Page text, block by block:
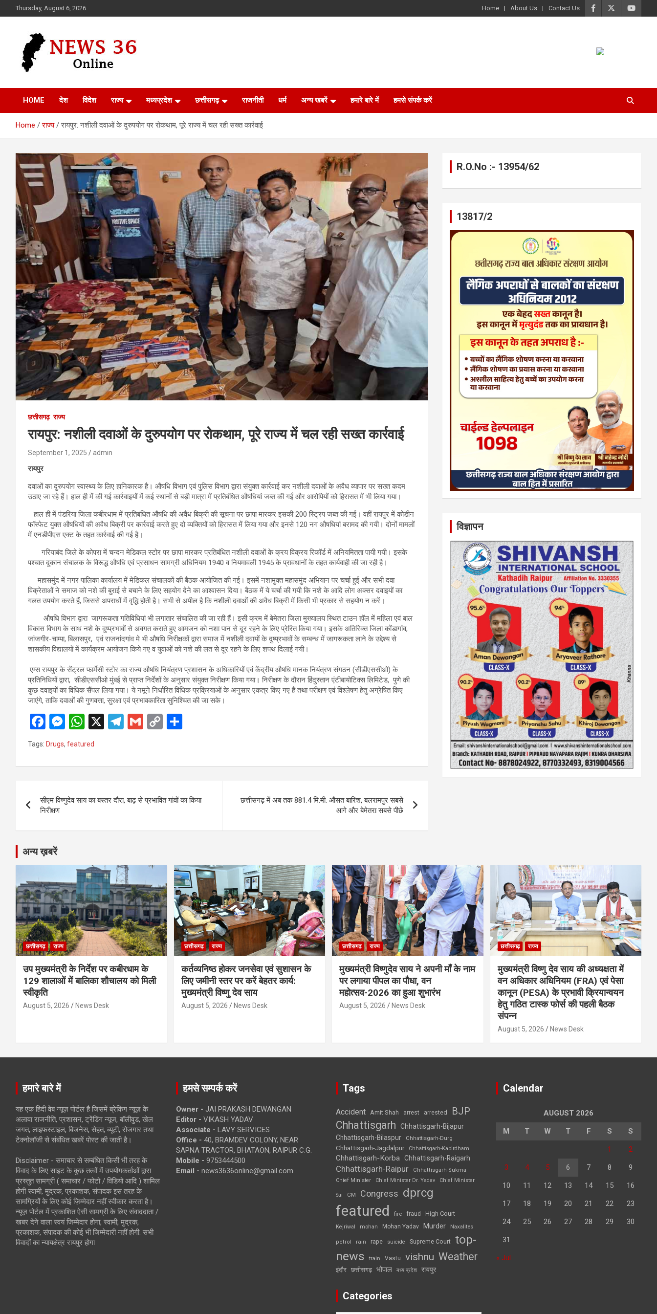
to
Thursday, August 6, 2026 Home About Us Contact Us
News 36
HOME देश विदेश राज्य मध्यप्रदेश छत्तीसगढ़ राजनीती धर्म अन्य खबरें हमारे बारे में हमसे संपर्क करें
Home राज्य रायपुर: नशीली दवाओं के दुरुपयोग पर रोकथाम, पूरे राज्य में चल रही सख्त कार्रवाई
छत्तीसगढ़ राज्य
रायपुर: नशीली दवाओं के दुरुपयोग पर रोकथाम, पूरे राज्य में चल रही सख्त कार्रवाई
September 1, 2025 admin
रायपुर
दवाओं का दुरुपयोग स्वास्थ्य के लिए हानिकारक है। औषधि विभाग एवं पुलिस विभाग द्वारा संयुक्त कार्रवाई कर नशीली दवाओं के अवैध व्यापार पर सख्त कदम
उठाए जा रहे हैं। हाल ही में की गई कार्रवाइयों में कई स्थानों से बड़ी मात्रा में प्रतिबंधित औषधियां जब्त की गईं और आरोपियों को हिरासत में भी लिया गया।
हाल ही में पंडरिया जिला कबीरधाम में प्रतिबंधित औषधि की अवैध बिक्री की सूचना पर छापा मारकर इसकी 200 स्ट्रिप जब्त की गई। वहीं रायपुर में कोडीन
फॉस्फेट युक्त औषधियों की अवैध बिक्री पर कार्रवाई करते हुए दो व्यक्तियों को हिरासत में लिया गया और इनसे 120 नग औषधियां बरामद की गयी। दोनों मामलों
में एनडीपीएस एक्ट के तहत कार्रवाई की गई है।
गरियाबंद जिले के कोपरा में चन्दन मेडिकल स्टोर पर छापा मारकर प्रतिबंधित नशीली दवाओं के क्रय विक्रय रिकॉर्ड में अनियमितता पायी गयी। इसके
पश्चात दुकान संचालक के विरूद्ध औषधि एवं प्रसाधन सामग्री अधिनियम 1940 व नियमावली 1945 के प्रावधानों के तहत कार्यवाही की जा रही है।
महासमुंद में नगर पालिका कार्यालय में मेडिकल संचालकों की बैठक आयोजित की गई। इसमें नशामुक्त महासमुंद अभियान पर चर्चा हुई और सभी दवा
विक्रेताओं ने समाज को नशे की बुराई से बचाने के लिए सहयोग देने का आश्वासन दिया। बैठक में ये चर्चा की गयी कि नशे के आदि लोग अक्सर दवाइयों का
गलत उपयोग करते हैं, जिससे अपराधों में वृद्धि होती है। सभी से अपील है कि नशीली दवाओं की अवैध बिक्री में किसी भी प्रकार से सहयोग न करें।
औषधि विभाग द्वारा जागरूकता गतिविधियां भी लगातार संचालित की जा रही हैं। इसी क्रम में बेमेतरा जिला मुख्यालय स्थित टाउन हॉल में महिला एवं बाल
विकास विभाग के साथ नशे के दुष्प्रभावों से अवगत कराते हुए आमजन को नशा पान से दूर रहने के लिए प्रेरित किया गया। इसके अतिरिक्त जिला कोंडागांव,
जांजगीर-चाम्पा, बिलासपुर, एवं राजनांदगांव मे भी औषधि निरीक्षकों द्वारा समाज में नशीली दवायों के दुष्प्रभावों के सम्बन्ध में जागरूकता लाने के उद्देश्य से
शासकीय विद्यालयों में कार्यक्रम आयोजन किये गए व युवाओं को नशे की लत से दूर रहने के लिए शपथ दिलाई गयी।
एम्स रायपुर के सेंट्रल फार्मेसी स्टोर का राज्य औषधि नियंत्रण प्रशासन के अधिकारियों एवं केंद्रीय औषधि मानक नियंत्रण संगठन (सीडीएससीओ) के
प्रतिनिधियों द्वारा, सीडीएससीओ मुंबई से प्राप्त निर्देशों के अनुसार संयुक्त निरीक्षण किया गया। निरीक्षण के दौरान हिंदुस्तान एंटीबायोटिक्स लिमिटेड, पुणे की
कुछ दवाइयों का विधिक सैंपल लिया गया। ये नमूने निर्धारित विधिक प्रक्रियाओं के अनुसार एकत्र किए गए हैं तथा परीक्षण एवं विश्लेषण हेतु अग्रेषित किए
जाएंगे, ताकि दवाओं की गुणवत्ता, सुरक्षा एवं प्रभावकारिता सुनिश्चित की जा सके।
F
a
ce
b
o
k
M
es
se
n
er
W
at
s
p
X
T
gr
m
G
C
Li
k
e
Tags: Drugs, featured
navigation
सीएम विष्णुदेव साय का बस्तर दौरा, बाढ़ से प्रभावित गांवों का किया
निरीक्षण
छत्तीसगढ़ में अब तक 881.4 मि.मी. औसत बारिश, बलरामपुर सबसे
आगे और बेमेतरा सबसे पीछे
R.O.No :- 13954/62
13817/2
विज्ञापन
अन्य ख़बरें
छत्तीसगढ़ राज्य
उप मुख्यमंत्री के निर्देश पर कबीरधाम के
129 शालाओं में बालिका शौचालय को मिली
स्वीकृति
August 5, 2026 News Desk
छत्तीसगढ़ राज्य
कर्तव्यनिष्ठ होकर जनसेवा एवं सुशासन के
लिए जमीनी स्तर पर करें बेहतर कार्य:
मुख्यमंत्री विष्णु देव साय
August 5, 2026 News Desk
छत्तीसगढ़ राज्य
मुख्यमंत्री विष्णुदेव साय ने अपनी माँ के नाम
पर लगाया पीपल का पौधा, वन
महोत्सव-2026 का हुआ शुभारंभ
August 5, 2026 News Desk
छत्तीसगढ़ राज्य
मुख्यमंत्री विष्णु देव साय की अध्यक्षता में
वन अधिकार अधिनियम (FRA) एवं पेसा
कानून (PESA) के प्रभावी क्रियान्वयन
हेतु गठित टास्क फोर्स की पहली बैठक
संपन्न
August 5, 2026 News Desk
हमारे बारे में
यह एक हिंदी वेब न्यूज़ पोर्टल है जिसमें ब्रेकिंग न्यूज़ के
अलावा राजनीति, प्रशासन, ट्रेंडिंग न्यूज, बॉलीवुड, खेल
जगत, लाइफस्टाइल, बिजनेस, सेहत, ब्यूटी, रोजगार तथा
टेक्नोलॉजी से संबंधित खबरें पोस्ट की जाती है।
Disclaimer - समाचार से सम्बंधित किसी भी तरह के
विवाद के लिए साइट के कुछ तत्वों में उपयोगकर्ताओं द्वारा
प्रस्तुत सामग्री ( समाचार / फोटो / विडियो आदि ) शामिल
होगी स्वामी, मुद्रक, प्रकाशक, संपादक इस तरह के
सामग्रियों के लिए कोई ज़िम्मेदार नहीं स्वीकार करता है।
न्यूज़ पोर्टल में प्रकाशित ऐसी सामग्री के लिए संवाददाता /
खबर देने वाला स्वयं जिम्मेदार होगा, स्वामी, मुद्रक,
प्रकाशक, संपादक की कोई भी जिम्मेदारी नहीं होगी. सभी
विवादों का न्यायक्षेत्र रायपुर होगा
हमसे सम्पर्क करें
Owner - JAI PRAKASH DEWANGAN
Editor - VIKASH YADAV
Associate - LAVY SERVICES
Office - 40, BRAMDEV COLONY, NEAR
SAPNA TRACTOR, BHATAON, RAIPUR C.G.
Mobile - 9753444500
Email - news3636online@gmail.com
Tags
Accident Amit Shah arrest arrested BJP
Chhattisgarh
Chhattisgarh-Bijapur
Chhattisgarh-Bilaspur
Chhattisgarh-Durg
Chhattisgarh-Jagdalpur Chhattisgarh-Kabirdham
Chhattisgarh-Korba Chhattisgarh-Raigarh
Chhattisgarh-Raipur
Chhattisgarh-Sukma
Chief Minister
Chief Minister Dr. Yadav Chief Minister
Sai CM Congress dprcg
featured fire fraud High Court
Kejriwal mohan Mohan Yadav Murder Naxalites
petrol rain rape suicide Supreme Court top-
news
train Vastu vishnu Weather
इंदौर छत्तीसगढ़ भोपाल मध्य प्रदेश रायपुर
Categories
Calendar
AUGUST 2026
M T W T F S S
1 2
3 4 5 6 7 8 9
10 11 12 13 14 15 16
17 18 19 20 21 22 23
24 25 26 27 28 29 30
31
« Jul